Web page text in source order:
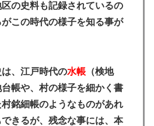
の史料も記録されているの
この時代の様子を知る事が
、江戸時代の水帳 （検地
帳や、村の様子を細かく書
銘細帳のようなものがあれ
きるが、残念な事には、本